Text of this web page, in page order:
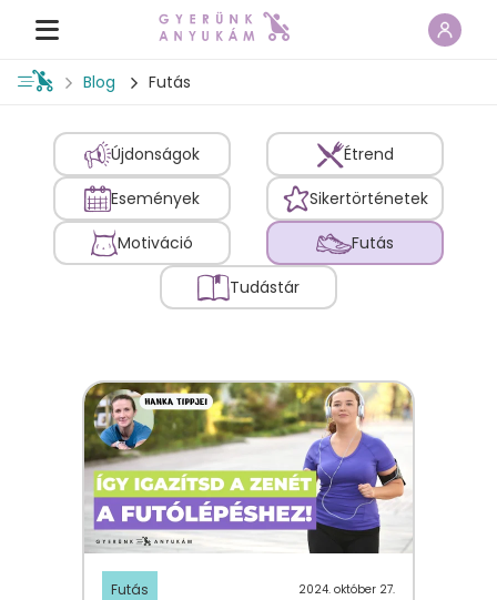
Blog Futás
Újdonságok
Étrend
Események
Sikertörténetek
Motiváció
Futás
Tudástár
Futás 2024. október 27.